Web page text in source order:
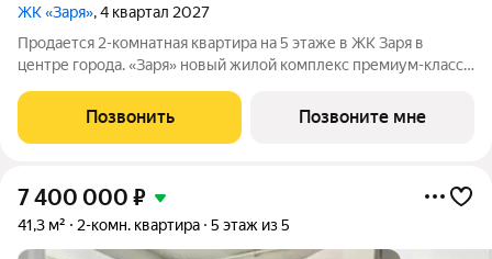
ЖК «Заря», 4 квартал 2027
Продается 2-комнатная квартира на 5 этаже в ЖК Заря в
центре города. «Заря» новый жилой комплекс премиум-класса
сочетается с высоким уровнем комфорта и продуманной
инфраструктурой. Проект объединяет
Позвонить Позвоните мне
7 400 000 ₽
41,3 м² 2-комн. квартира 5 этаж из 5